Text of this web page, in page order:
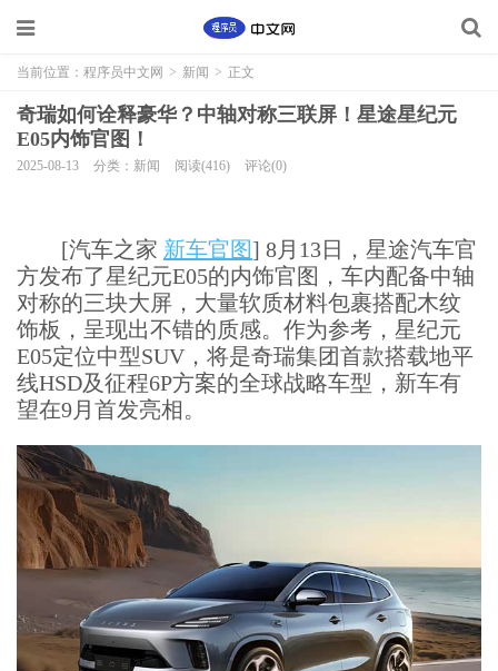
当前位置： 程序员中文网 > 新闻 > 正文
奇瑞如何诠释豪华？中轴对称三联屏！星途星纪元
E05内饰官图！
2025-08-13 分类：新闻 阅读(416) 评论(0)
[汽车之家 新车官图] 8月13日，星途汽车官
方发布了星纪元E05的内饰官图，车内配备中轴
对称的三块大屏，大量软质材料包裹搭配木纹
饰板，呈现出不错的质感。作为参考，星纪元
E05定位中型SUV，将是奇瑞集团首款搭载地平
线HSD及征程6P方案的全球战略车型，新车有
望在9月首发亮相。